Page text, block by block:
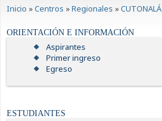
Inicio »Centros »Regionales »CUTONALÁ
ORIENTACIÓN E INFORMACIÓN
Aspirantes
Primer ingreso
Egreso
ESTUDIANTES